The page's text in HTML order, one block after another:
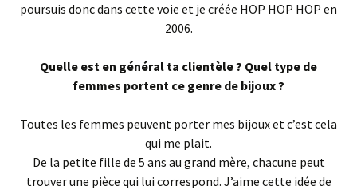
poursuis donc dans cette voie et je créée HOP HOP HOP en
2006.
Quelle est en général ta clientèle ? Quel type de
femmes portent ce genre de bijoux ?
Toutes les femmes peuvent porter mes bijoux et c’est cela
qui me plait.
De la petite fille de 5 ans au grand mère, chacune peut
trouver une pièce qui lui correspond. J’aime cette idée de